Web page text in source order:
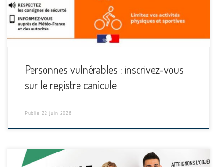
Personnes vulnérables : inscrivez-vous
sur le registre canicule
Publié 22 juin 2026